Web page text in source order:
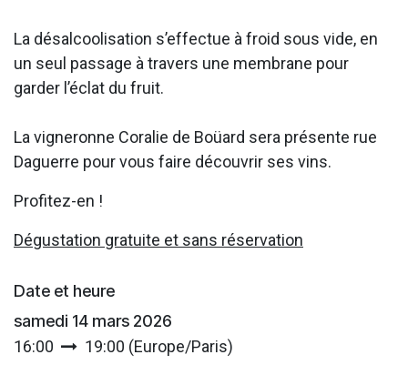
La désalcoolisation s’effectue à froid sous vide, en
un seul passage à travers une membrane pour
garder l’éclat du fruit.
La vigneronne Coralie de Boüard sera présente rue
Daguerre pour vous faire découvrir ses vins.
Profitez-en !
Dégustation gratuite et sans réservation
Date et heure
samedi 14 mars 2026
16:00
19:00 (Europe/Paris)